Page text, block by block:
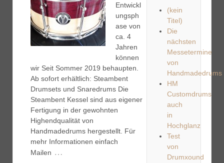
Entwickl
ungsph
ase von
ca. 4
Jahren
können
wir Seit Sommer 2019 behaupten.
Ab sofort erhältlich: Steambent
Drumsets und Snaredrums Die
Steambent Kessel sind aus eigener
Fertigung in der gewohnten
Highendqualität von
Handmadedrums hergestellt. Für
mehr Informationen einfach
Mailen …
(kein
Titel)
Die
nächsten
Messetermine
von
Handmadedrums
HM
Customdrums
auch
in
Hochglanz
Test
von
Drumxound